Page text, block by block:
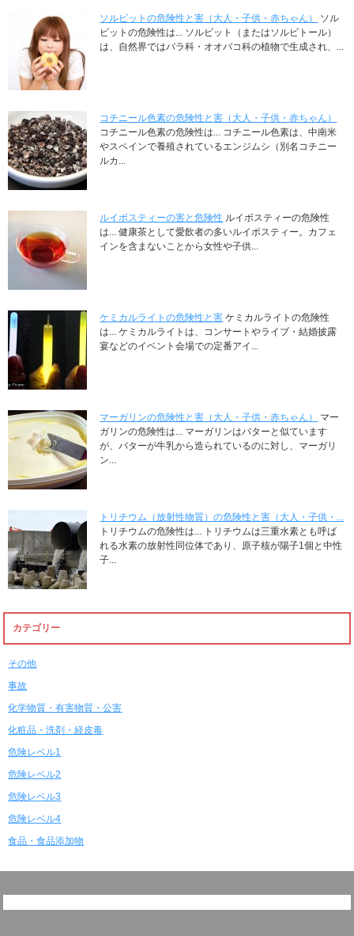
ソルビットの危険性と害（大人・子供・赤ちゃん）
ソル
ビットの危険性は... ソルビット（またはソルビトール）
は、自然界ではバラ科・オオバコ科の植物で生成され、...
コチニール色素の危険性と害（大人・子供・赤ちゃん）
コチニール色素の危険性は... コチニール色素は、中南米
やスペインで養殖されているエンジムシ（別名コチニー
ルカ...
ルイボスティーの害と危険性 ルイボスティーの危険性
は... 健康茶として愛飲者の多いルイボスティー。カフェ
インを含まないことから女性や子供...
ケミカルライトの危険性と害 ケミカルライトの危険性
は... ケミカルライトは、コンサートやライブ・結婚披露
宴などのイベント会場での定番アイ...
マーガリンの危険性と害（大人・子供・赤ちゃん）
マー
ガリンの危険性は... マーガリンはバターと似ています
が、バターが牛乳から造られているのに対し、マーガリ
ン...
トリチウム（放射性物質）の危険性と害（大人・子供・...
トリチウムの危険性は... トリチウムは三重水素とも呼ば
れる水素の放射性同位体であり、原子核が陽子1個と中性
子...
カテゴリー
その他
事故
化学物質・有害物質・公害
化粧品・洗剤・経皮毒
危険レベル1
危険レベル2
危険レベル3
危険レベル4
食品・食品添加物